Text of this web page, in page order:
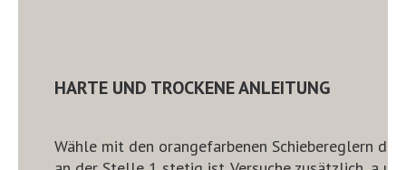
HARTE UND TROCKENE ANLEITUNG
Wähle mit den orangefarbenen Schiebereglern